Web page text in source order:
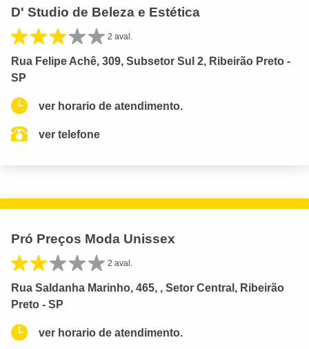
D' Studio de Beleza e Estética
2 aval.
Rua Felipe Achê, 309, Subsetor Sul 2, Ribeirão Preto -
SP
ver horario de atendimento.
ver telefone
Pró Preços Moda Unissex
2 aval.
Rua Saldanha Marinho, 465, , Setor Central, Ribeirão
Preto - SP
ver horario de atendimento.